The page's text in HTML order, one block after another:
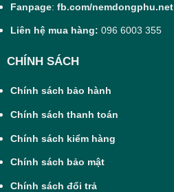
Fanpage: fb.com/nemdongphu.net
Liên hệ mua hàng: 096 6003 355
CHÍNH SÁCH
Chính sách bảo hành
Chính sách thanh toán
Chính sách kiểm hàng
Chính sách bảo mật
Chính sách đổi trả